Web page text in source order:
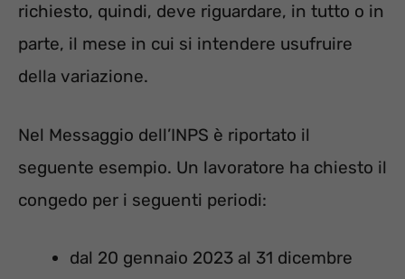
richiesto, quindi, deve riguardare, in tutto o in
parte, il mese in cui si intendere usufruire
della variazione.
Nel Messaggio dell’INPS è riportato il
seguente esempio. Un lavoratore ha chiesto il
congedo per i seguenti periodi:
dal 20 gennaio 2023 al 31 dicembre